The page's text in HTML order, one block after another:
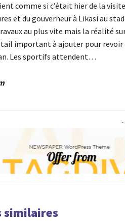
comme si c’était hier de la
et du gouverneur à Likasi au
au plus vite mais la réalité
important à ajouter pour
Les sportifs attendent…
-
similaires